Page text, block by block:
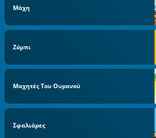
Μάχη
Ζόμπι
Μαχητές Του Ουρανού
Σφαλιάρες